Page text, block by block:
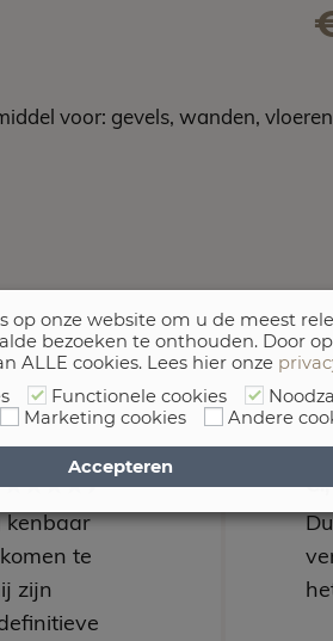
voor: gevels, wanden,
kenbaar
te
zijn
op onze website om u de meest
bezoeken te onthouden. Door
ALLE cookies. Lees hier onze
Functionele cookies
Marketing cookies Andere
Accepteren